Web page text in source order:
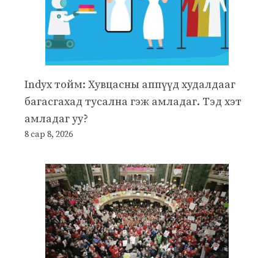
Indyx тойм: Хувцасны аппүүд худалдааг
багасгахад тусална гэж амладаг. Тэд хэт
амладаг уу?
8 сар 8, 2026